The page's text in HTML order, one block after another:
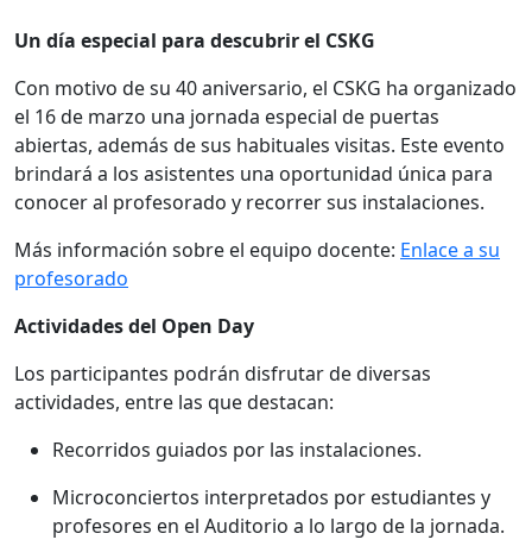
Un día especial para descubrir el CSKG
Con motivo de su 40 aniversario, el CSKG ha organizado
el 16 de marzo una jornada especial de puertas
abiertas, además de sus habituales visitas. Este evento
brindará a los asistentes una oportunidad única para
conocer al profesorado y recorrer sus instalaciones.
Más información sobre el equipo docente: Enlace a su
profesorado
Actividades del Open Day
Los participantes podrán disfrutar de diversas
actividades, entre las que destacan:
Recorridos guiados por las instalaciones.
Microconciertos interpretados por estudiantes y
profesores en el Auditorio a lo largo de la jornada.